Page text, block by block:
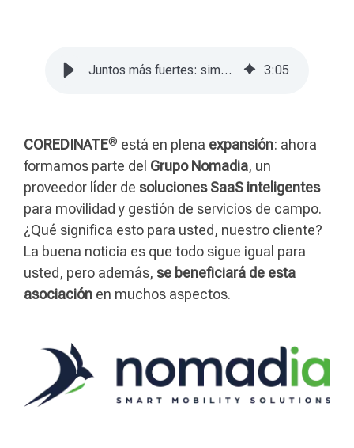
Juntos más fuertes: simbiosis para soluciones SaaS innovadoras 3:05
COREDINATE® está en plena expansión: ahora
formamos parte del Grupo Nomadia, un
proveedor líder de soluciones SaaS inteligentes
para movilidad y gestión de servicios de campo.
¿Qué significa esto para usted, nuestro cliente?
La buena noticia es que todo sigue igual para
usted, pero además, se beneficiará de esta
asociación en muchos aspectos.